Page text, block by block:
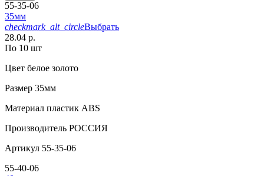
55-35-06
35мм
checkmark_alt_circleВыбрать
28.04 р.
По 10 шт
Цвет белое золото
Размер 35мм
Материал пластик АВS
Производитель РОССИЯ
Артикул 55-35-06
55-40-06